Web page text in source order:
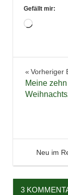
Gefällt mir:
Wird
Buchtipps
Fantasy
Thriller
Weihnachten
Vorheriger
Meine
8.
Neu im
3